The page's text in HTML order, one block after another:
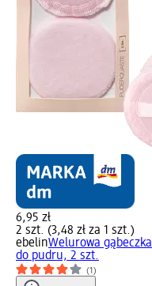
6,95 zł
2 szt. (3,48 zł za 1 szt.)
ebelinWelurowa gąbeczka
do pudru, 2 szt.
(1)